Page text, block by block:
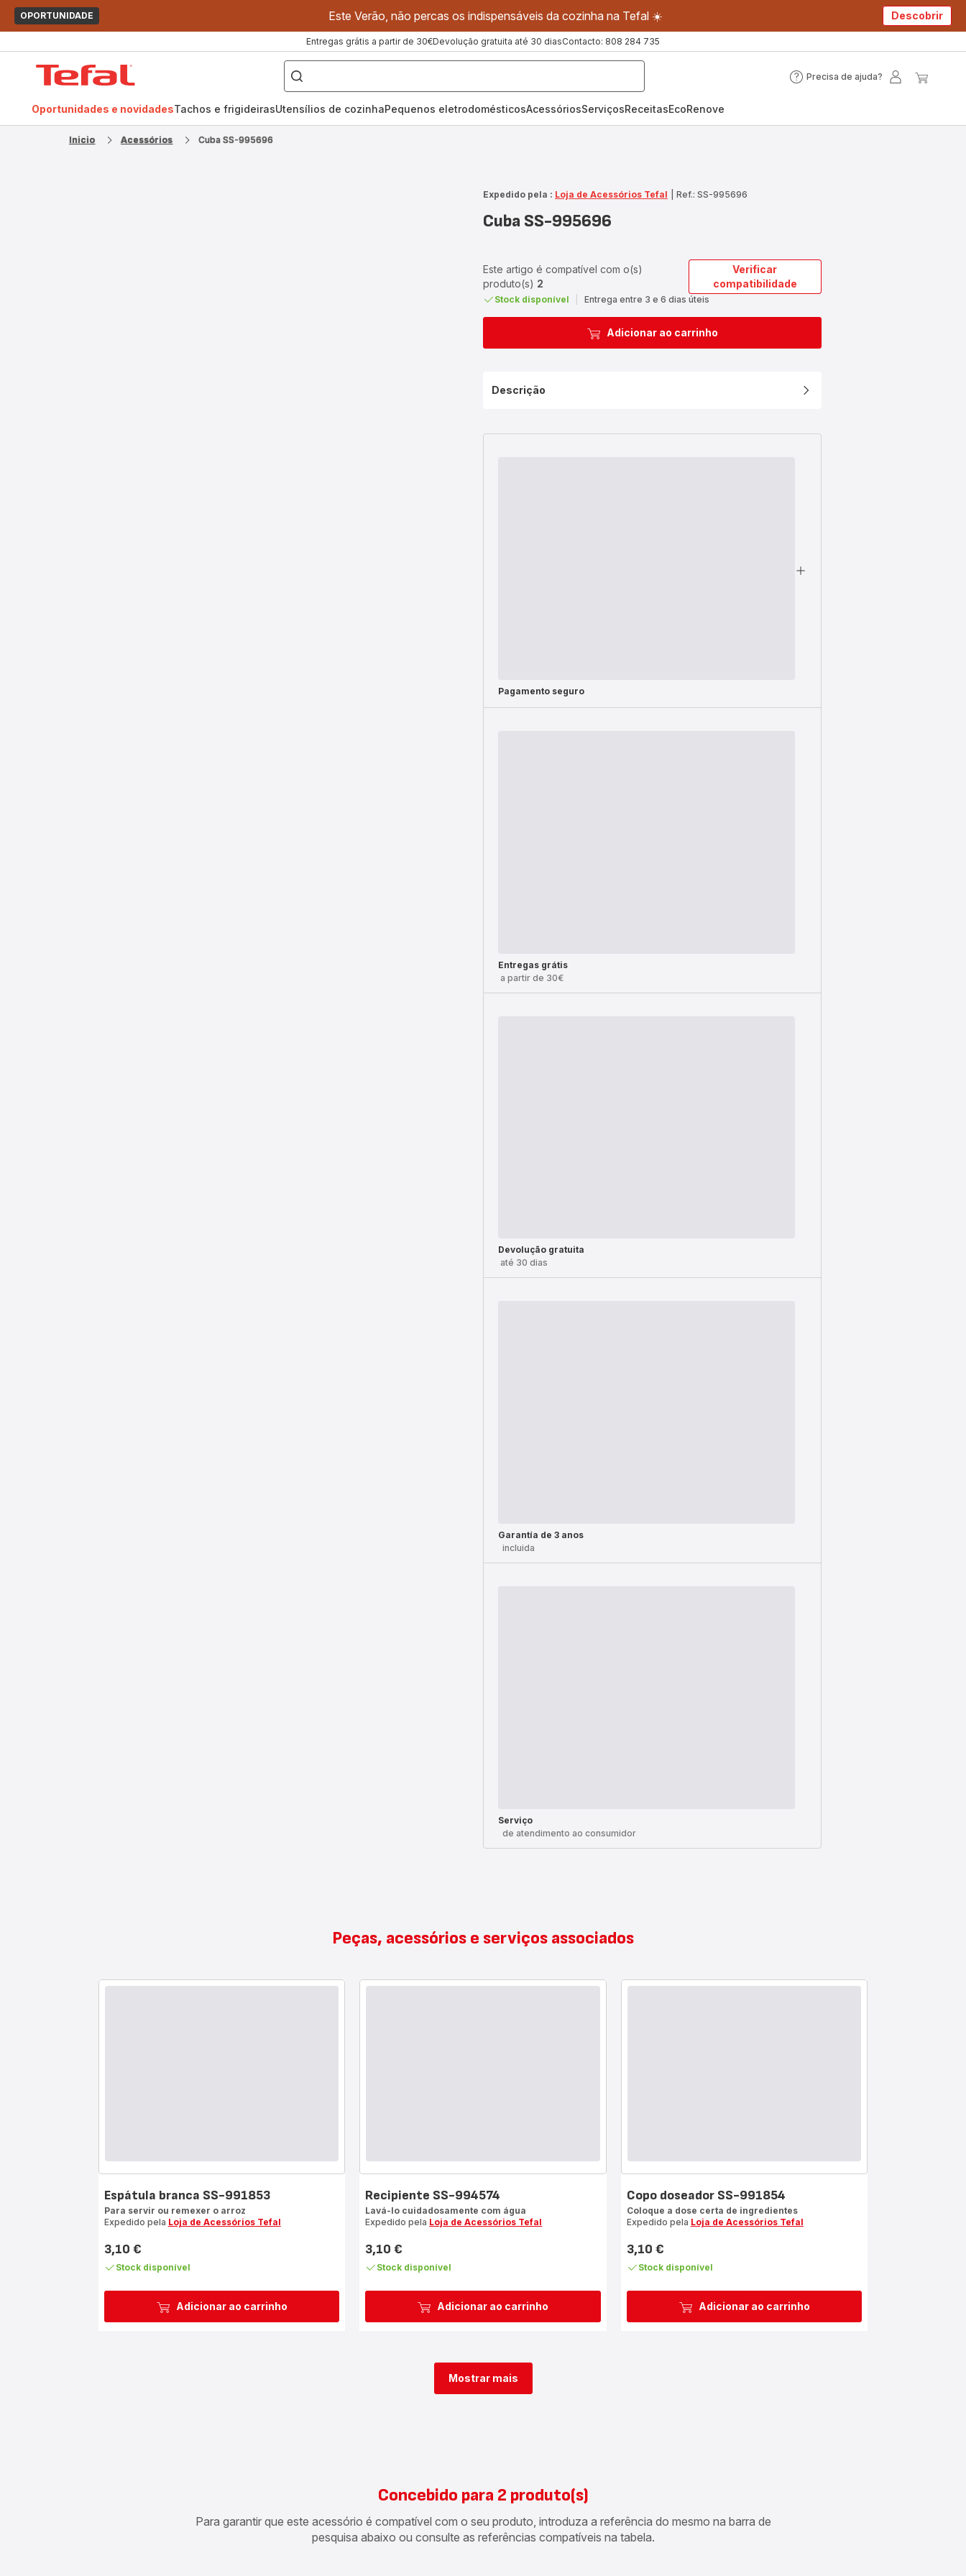
OPORTUNIDADE Este Verão, não percas os indispensáveis da cozinha na Tefal ☀️ Descobrir
Entregas grátis a partir de 30€Devolução gratuita até 30 diasContacto: 808 284 735
O
que
pretende
procurar?
Precisa de ajuda?
Precisa
Oportunidades e novidadesTachos e frigideirasUtensílios de cozinhaPequenos eletrodomésticosAcessóriosServiçosReceitasEcoRenove
Inicio Acessórios Cuba SS-995696
Expedido pela : Loja de Acessórios Tefal Ref.: SS-995696
Cuba SS-995696
Este artigo é compatível com o(s)
produto(s) 2
Verificar
compatibilidade
Stock disponível Entrega entre 3 e 6 dias úteis
Adicionar ao carrinho
Descrição
Pagamento seguro
Entregas grátis
a partir de 30€
Devolução gratuita
até 30 dias
Garantía de 3 anos
incluida
Serviço
de atendimento ao consumidor
Peças, acessórios e serviços associados
Adicionar ao carrinho
Espátula branca SS-991853
Para servir ou remexer o arroz
Expedido pela Loja de Acessórios Tefal
Preço
3,10 €
Stock disponível
Adicionar ao carrinho
Recipiente SS-994574
Lavá-lo cuidadosamente com água
Expedido pela Loja de Acessórios Tefal
Preço
3,10 €
Stock disponível
Adicionar ao carrinho
Copo doseador SS-991854
Coloque a dose certa de ingredientes
Expedido pela Loja de Acessórios Tefal
Preço
3,10 €
Stock disponível
Mostrar mais
Concebido para 2 produto(s)
Para garantir que este acessório é compatível com o seu produto, introduza a referência do mesmo na barra de
pesquisa abaixo ou consulte as referências compatíveis na tabela.